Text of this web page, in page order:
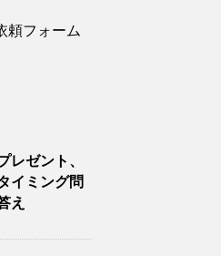
頼フォーム
レゼント、
イミング問
え